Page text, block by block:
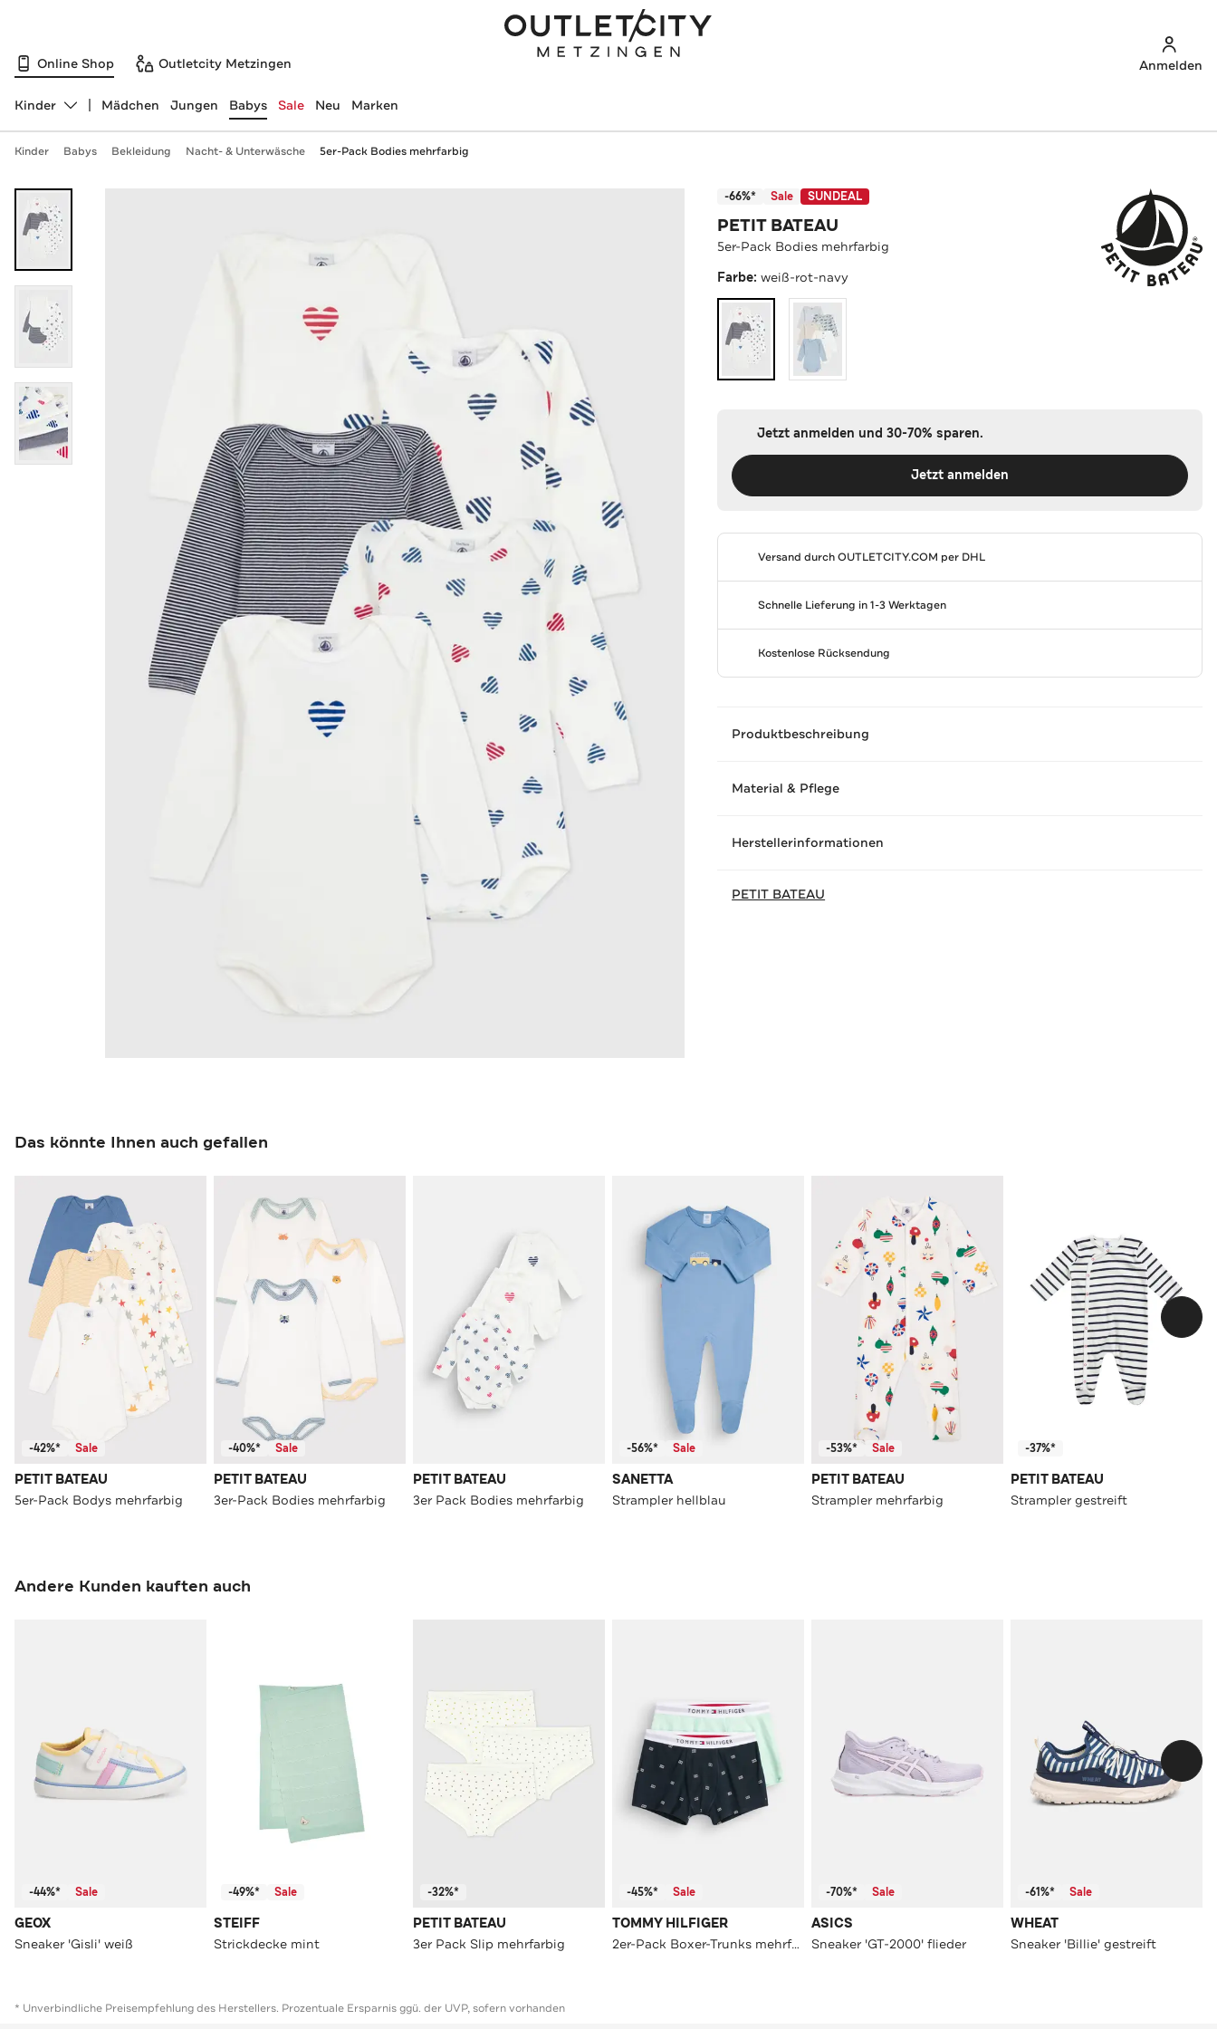
Online Shop Outletcity Metzingen Anmelden
Abteilung ändern, ausgewählt:
Kinder Mädchen Jungen Babys Sale Neu Marken
Kinder Babys Bekleidung Nacht- & Unterwäsche 5er-Pack Bodies mehrfarbig
-66%* Sale SUNDEAL
PETIT BATEAU
5er-Pack Bodies mehrfarbig
Farbe:weiß-rot-navy
Jetzt anmelden und 30-70% sparen.
Jetzt anmelden
Versand durchOUTLETCITY.COM per DHL
Schnelle Lieferung in 1-3 Werktagen
Kostenlose Rücksendung
Produktbeschreibung
Material & Pflege
Herstellerinformationen
PETIT BATEAU
Das könnte Ihnen auch gefallen
-42%* Sale
PETIT BATEAU
5er-Pack Bodys mehrfarbig
-40%* Sale
PETIT BATEAU
3er-Pack Bodies mehrfarbig
PETIT BATEAU
3er Pack Bodies mehrfarbig
-56%* Sale
SANETTA
Strampler hellblau
-53%* Sale
PETIT BATEAU
Strampler mehrfarbig
-37%*
PETIT BATEAU
Strampler gestreift
Andere Kunden kauften auch
-44%* Sale
GEOX
Sneaker 'Gisli' weiß
-49%* Sale
STEIFF
Strickdecke mint
-32%*
PETIT BATEAU
3er Pack Slip mehrfarbig
-45%* Sale
TOMMY HILFIGER
2er-Pack Boxer-Trunks mehrfarbig
-70%* Sale
ASICS
Sneaker 'GT-2000' flieder
-61%* Sale
WHEAT
Sneaker 'Billie' gestreift
* Unverbindliche Preisempfehlung des Herstellers. Prozentuale Ersparnis ggü. der UVP, sofern vorhanden